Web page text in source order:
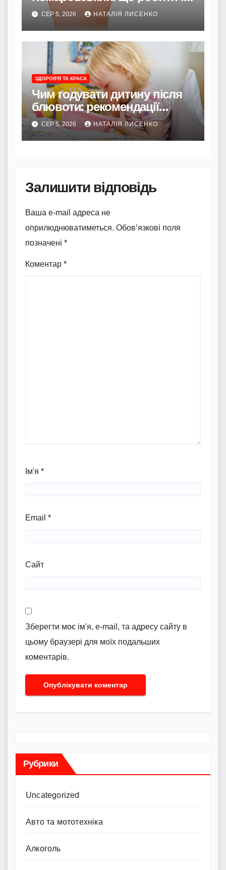
коли турбуватися
СЕР 5, 2026 НАТАЛІЯ ЛИСЕНКО
ЗДОРОВ'Я ТА КРАСА
Чим годувати дитину після
блювоти: рекомендації
Комаровського
СЕР 5, 2026 НАТАЛІЯ ЛИСЕНКО
Залишити відповідь
Ваша e-mail адреса не
оприлюднюватиметься. Обов’язкові поля
позначені *
Коментар *
Ім'я *
Email *
Сайт
Зберегти моє ім'я, e-mail, та адресу сайту в
цьому браузері для моїх подальших
коментарів.
Рубрики
Uncategorized
Авто та мототехніка
Алкоголь